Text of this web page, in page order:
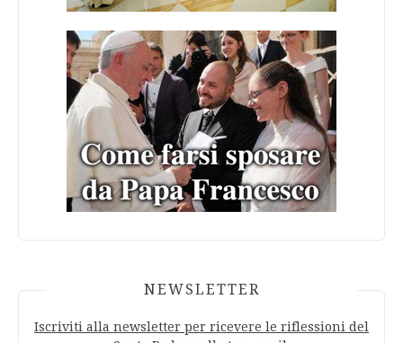
NEWSLETTER
Iscriviti alla newsletter per ricevere le riflessioni del